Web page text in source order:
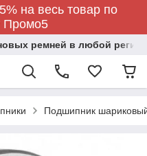
на весь товар по
Промо5
ремней в любой регион
Подшипник